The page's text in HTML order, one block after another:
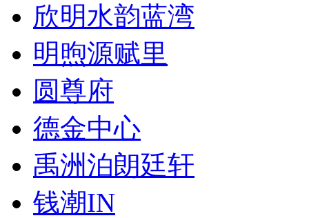
欣明水韵蓝湾
明煦源赋里
圆尊府
德金中心
禹洲泊朗廷轩
钱潮IN